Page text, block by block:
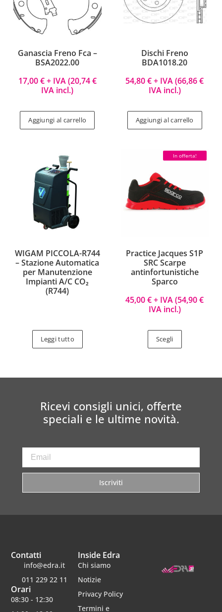
Ganascia Freno Fca –
BSA2022.00
17,00€+ IVA (20,74€
IVA incl.)
Aggiungi al carrello
Dischi Freno
BDA1018.20
54,80€+ IVA (66,86€
IVA incl.)
Aggiungi al carrello
WIGAM PICCOLA-R744
– Stazione Automatica
per Manutenzione
Impianti A/C CO₂
(R744)
Leggi tutto
In offerta!
Practice Jacques S1P
SRC Scarpe
antinfortunistiche
Sparco
45,00€+ IVA (54,90€
IVA incl.)
Scegli
Ricevi consigli unici, offerte
speciali e le ultime novità.
Iscriviti
Inside Edra
Chi siamo
Notizie
Privacy Policy
Termini e
Contatti
info@edra.it
011 229 22 11
Orari
08:30 - 12:30